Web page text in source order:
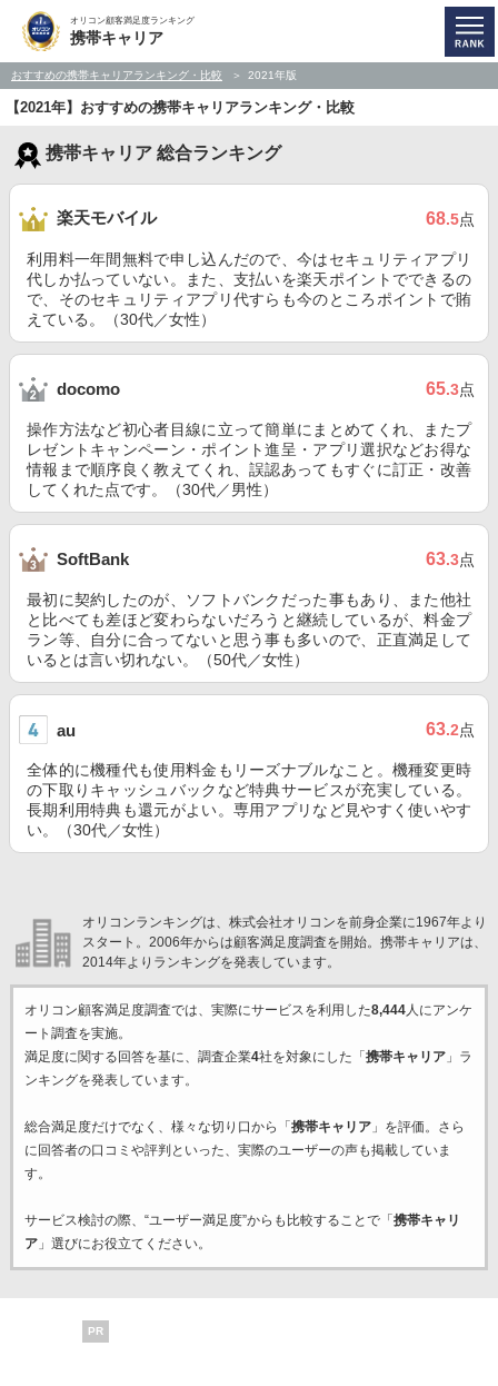
オリコン顧客満足度ランキング
携帯キャリア
おすすめの携帯キャリアランキング・比較 2021年版
【2021年】おすすめの携帯キャリアランキング・比較
携帯キャリア 総合ランキング
楽天モバイル 68.5点
利用料一年間無料で申し込んだので、今はセキュリティアプリ
代しか払っていない。また、支払いを楽天ポイントでできるの
で、そのセキュリティアプリ代すらも今のところポイントで賄
えている。（30代／女性）
docomo 65.3点
操作方法など初心者目線に立って簡単にまとめてくれ、またプ
レゼントキャンペーン・ポイント進呈・アプリ選択などお得な
情報まで順序良く教えてくれ、誤認あってもすぐに訂正・改善
してくれた点です。（30代／男性）
SoftBank 63.3点
最初に契約したのが、ソフトバンクだった事もあり、また他社
と比べても差ほど変わらないだろうと継続しているが、料金プ
ラン等、自分に合ってないと思う事も多いので、正直満足して
いるとは言い切れない。（50代／女性）
au 63.2点
全体的に機種代も使用料金もリーズナブルなこと。機種変更時
の下取りキャッシュバックなど特典サービスが充実している。
長期利用特典も還元がよい。専用アプリなど見やすく使いやす
い。（30代／女性）
オリコンランキングは、株式会社オリコンを前身企業に1967年より
スタート。2006年からは顧客満足度調査を開始。携帯キャリアは、
2014年よりランキングを発表しています。
オリコン顧客満足度調査では、実際にサービスを利用した8,444人にアンケ
ート調査を実施。
満足度に関する回答を基に、調査企業4社を対象にした「 携帯キャリア」ラ
ンキングを発表しています。
総合満足度だけでなく、様々な切り口から「 携帯キャリア」を評価。さら
に回答者の口コミや評判といった、実際のユーザーの声も掲載していま
す。
サービス検討の際、“ユーザー満足度”からも比較することで「 携帯キャリ
ア」選びにお役立てください。
PR